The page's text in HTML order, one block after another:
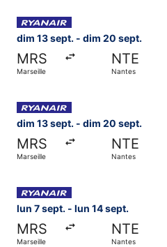
dim 13 sept. - dim 20 sept.
MRS
Marseille
NTE
Nantes
dim 13 sept. - dim 20 sept.
MRS
Marseille
NTE
Nantes
lun 7 sept. - lun 14 sept.
MRS
Marseille
NTE
Nantes